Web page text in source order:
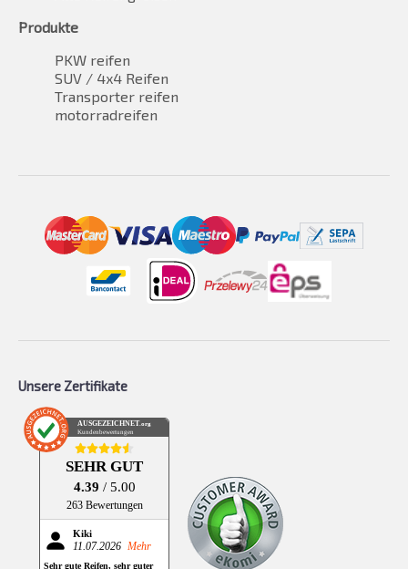
Produkte
PKW reifen
SUV / 4x4 Reifen
Transporter reifen
motorradreifen
Unsere Zertifikate
AUSGEZEICHNET .org
Kundenbewertungen
SEHR GUT
4.39 / 5.00
263 Bewertungen
Kiki
11.07.2026 Mehr
Sehr gute Reifen, sehr guter